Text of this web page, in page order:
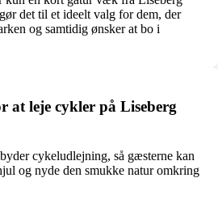
det til et ideelt valg for dem, der
og samtidig ønsker at bo i
at leje cykler på Liseberg
cykeludlejning, så gæsterne kan
og nyde den smukke natur omkring